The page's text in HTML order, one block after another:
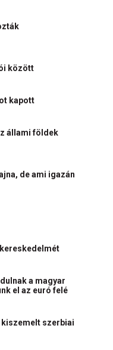
között
kapott
állami földek
de ami igazán
a magyar
el az euró felé
kiszemelt szerbiai